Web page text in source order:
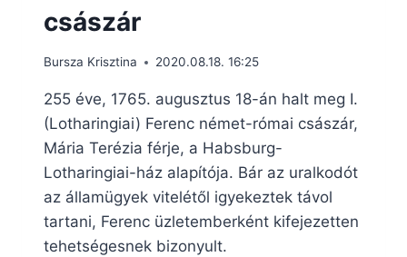
császár
Bursza Krisztina 2020.08.18. 16:25
255 éve, 1765. augusztus 18-án halt meg I.
(Lotharingiai) Ferenc német-római császár,
Mária Terézia férje, a Habsburg-
Lotharingiai-ház alapítója. Bár az uralkodót
az államügyek vitelétől igyekeztek távol
tartani, Ferenc üzletemberként kifejezetten
tehetségesnek bizonyult.